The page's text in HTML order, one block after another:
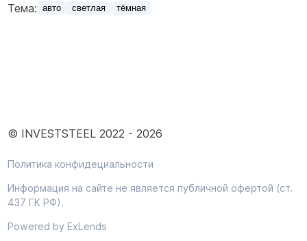
Тема: авто светлая тёмная
© INVESTSTEEL 2022 - 2026
Политика конфидециальности
Информация на сайте не является публичной офертой (ст.
437 ГК РФ).
Powered by ExLends